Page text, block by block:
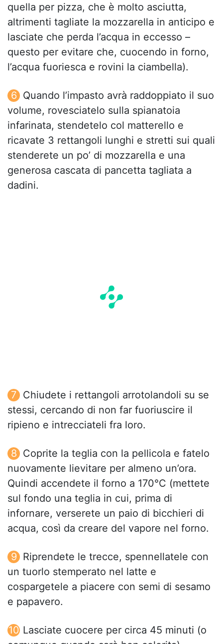
quella per pizza, che è molto asciutta,
altrimenti tagliate la mozzarella in anticipo e
lasciate che perda l’acqua in eccesso –
questo per evitare che, cuocendo in forno,
l’acqua fuoriesca e rovini la ciambella).
Quando l’impasto avrà raddoppiato il suo
volume, rovesciatelo sulla spianatoia
infarinata, stendetelo col matterello e
ricavate 3 rettangoli lunghi e stretti sui quali
stenderete un po’ di mozzarella e una
generosa cascata di pancetta tagliata a
dadini.
Chiudete i rettangoli arrotolandoli su se
stessi, cercando di non far fuoriuscire il
ripieno e intrecciateli fra loro.
Coprite la teglia con la pellicola e fatelo
nuovamente lievitare per almeno un’ora.
Quindi accendete il forno a 170°C (mettete
sul fondo una teglia in cui, prima di
infornare, verserete un paio di bicchieri di
acqua, così da creare del vapore nel forno.
Riprendete le trecce, spennellatele con
un tuorlo stemperato nel latte e
cospargetele a piacere con semi di sesamo
e papavero.
Lasciate cuocere per circa 45 minuti (o